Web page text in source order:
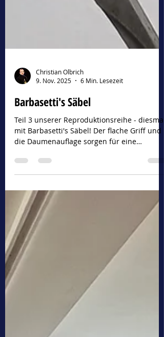
Christian Olbrich
Barbasetti's Säbel
mit Barbasetti's Säbel! Der flache Griff und
die Daumenauflage sorgen für eine